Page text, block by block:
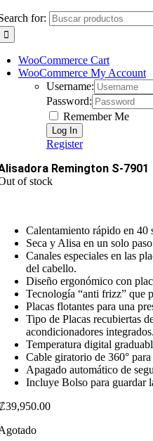
for:
WooCommerce Cart
WooCommerce My Account
Username:
Password:
Remember Me
Register
Remington S-7901
of stock
Calentamiento rápido en 40
Seca y Alisa en un solo
Canales especiales en las
del cabello.
Diseño ergonómico con
Tecnología “anti frizz” que
Placas flotantes para una
Tipo de Placas recubiertas
acondicionadores integrados.
Temperatura digital
Cable giratorio de 360°
Apagado automático de
Incluye Bolso para guardar
39,950.00